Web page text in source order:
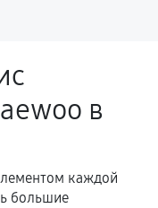
при
заявленным
в
каждой
большие